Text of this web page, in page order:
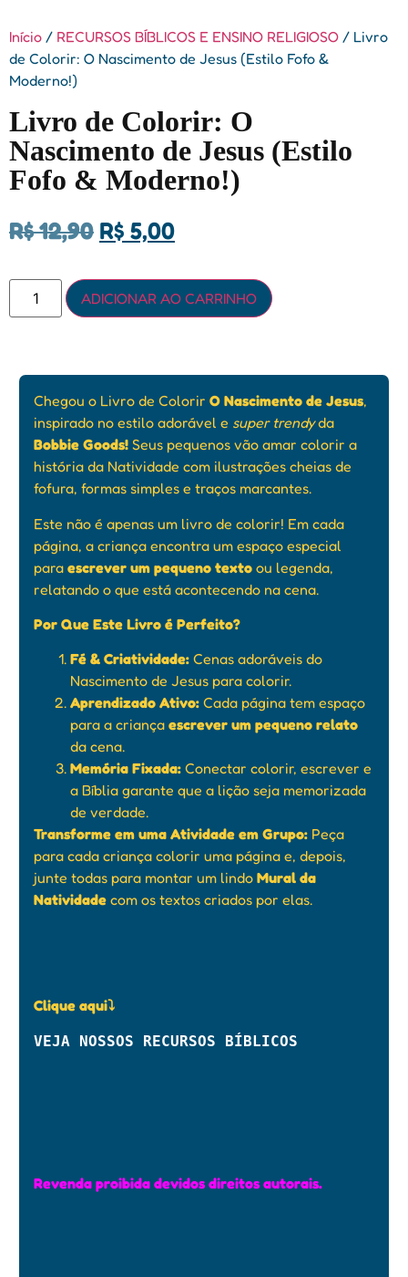
Início / RECURSOS BÍBLICOS E ENSINO RELIGIOSO / Livro
de Colorir: O Nascimento de Jesus (Estilo Fofo &
Moderno!)
Livro de Colorir: O
Nascimento de Jesus (Estilo
Fofo & Moderno!)
R$12,90 R$ 5,00
ADICIONAR AO CARRINHO
Chegou o Livro de Colorir O Nascimento de Jesus,
inspirado no estilo adorável e super trendyda
Bobbie Goods! Seus pequenos vão amar colorir a
história da Natividade com ilustrações cheias de
fofura, formas simples e traços marcantes.
Este não é apenas um livro de colorir! Em cada
página, a criança encontra um espaço especial
para escrever um pequeno texto ou legenda,
relatando o que está acontecendo na cena.
Por Que Este Livro é Perfeito?
Fé & Criatividade: Cenas adoráveis do
Nascimento de Jesus para colorir.
Aprendizado Ativo: Cada página tem espaço
para a criança escrever um pequeno relato
da cena.
Memória Fixada: Conectar colorir, escrever e
a Bíblia garante que a lição seja memorizada
de verdade.
Transforme em uma Atividade em Grupo: Peça
para cada criança colorir uma página e, depois,
junte todas para montar um lindo Mural da
Natividade com os textos criados por elas.
Clique aqui⤵
VEJA NOSSOS RECURSOS BÍBLICOS
Revenda proibida devidos direitos autorais.